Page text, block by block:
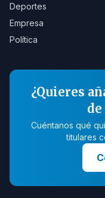
Deportes
Empresa
Política
¿Quieres
Cuéntanos qué
titulares